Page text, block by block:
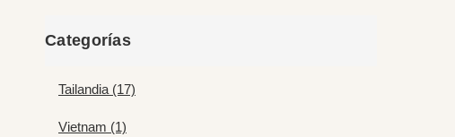
Categorías
Tailandia (17)
Vietnam (1)